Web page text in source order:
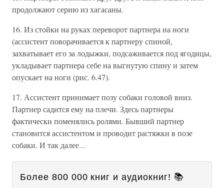
продолжают серию из хагасаны.
16. Из стойки на руках переворот партнера на ноги
(ассистент поворачивается к партнеру спиной,
захватывает его за лодыжки, подсаживается под ягодицы,
укладывает партнера себе на выгнутую спину и затем
опускает на ноги (рис. 6.47).
17. Ассистент принимает позу собаки головой вниз.
Партнер садится ему на плечи. Здесь партнеры
фактически поменялись ролями. Бывший партнер
становится ассистентом и проводит растяжки в позе
собаки. И так далее...
Более 800 000 книг и аудиокниг! 📚